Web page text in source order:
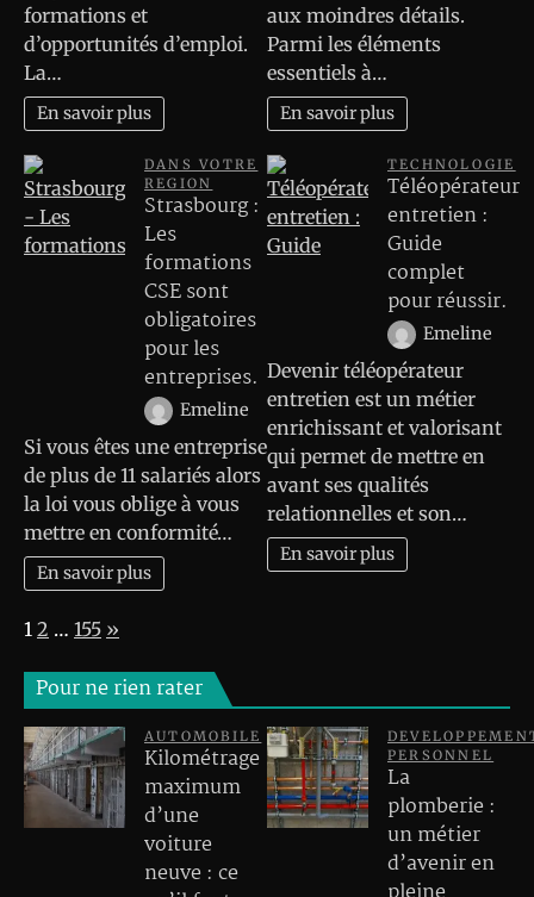
formations et
d’opportunités d’emploi.
La…
En savoir plus
aux moindres détails.
Parmi les éléments
essentiels à…
En savoir plus
DANS VOTRE
REGION
Strasbourg :
Les
formations
CSE sont
obligatoires
pour les
entreprises.
Emeline
Si vous êtes une entreprise
de plus de 11 salariés alors
la loi vous oblige à vous
mettre en conformité…
En savoir plus
TECHNOLOGIE
Téléopérateur
entretien :
Guide
complet
pour réussir.
Emeline
Devenir téléopérateur
entretien est un métier
enrichissant et valorisant
qui permet de mettre en
avant ses qualités
relationnelles et son…
En savoir plus
Page:
1 2 … 155 Next
»
Pour ne rien rater
AUTOMOBILE
Kilométrage
maximum
d’une
voiture
neuve : ce
PERSONNEL
La
plomberie :
un métier
d’avenir en